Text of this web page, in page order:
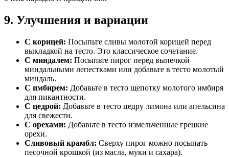
9. Улучшения и вариации
С корицей: Посыпьте сливы молотой корицей перед
выкладкой на тесто. Это классическое сочетание.
С миндалем: Посыпьте пирог перед выпечкой
миндальными лепестками или добавьте в тесто молотый
миндаль.
С имбирем: Добавьте в тесто щепотку молотого имбиря
для пикантности.
С цедрой: Добавьте в тесто цедру лимона или апельсина
для свежести.
С орехами: Добавьте в тесто измельченные грецкие
орехи.
Сливовый крамбл: Сверху пирог можно посыпать
песочной крошкой (из масла, муки и сахара).